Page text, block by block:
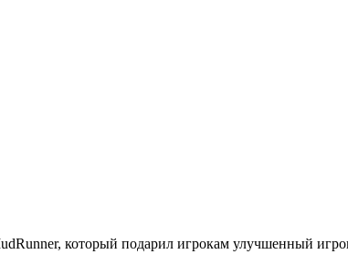
который подарил игрокам улучшенный